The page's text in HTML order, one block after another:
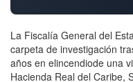
La Fiscalía General del
carpeta de investigación
años en elincendiode una
Hacienda Real del Caribe,